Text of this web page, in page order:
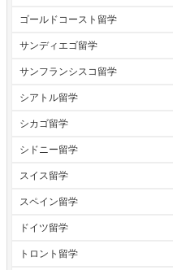
ゴールドコースト留学
サンディエゴ留学
サンフランシスコ留学
シアトル留学
シカゴ留学
シドニー留学
スイス留学
スペイン留学
ドイツ留学
トロント留学